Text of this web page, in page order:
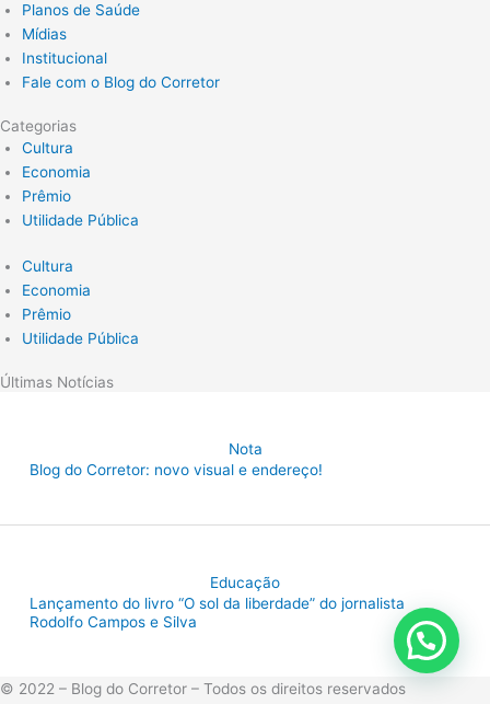
Planos de Saúde
Mídias
Institucional
Fale com o Blog do Corretor
Categorias
Cultura
Economia
Prêmio
Utilidade Pública
Cultura
Economia
Prêmio
Utilidade Pública
Últimas Notícias
Nota
Blog do Corretor: novo visual e endereço!
Educação
Lançamento do livro “O sol da liberdade” do jornalista
Rodolfo Campos e Silva
© 2022 – Blog do Corretor – Todos os direitos reservados